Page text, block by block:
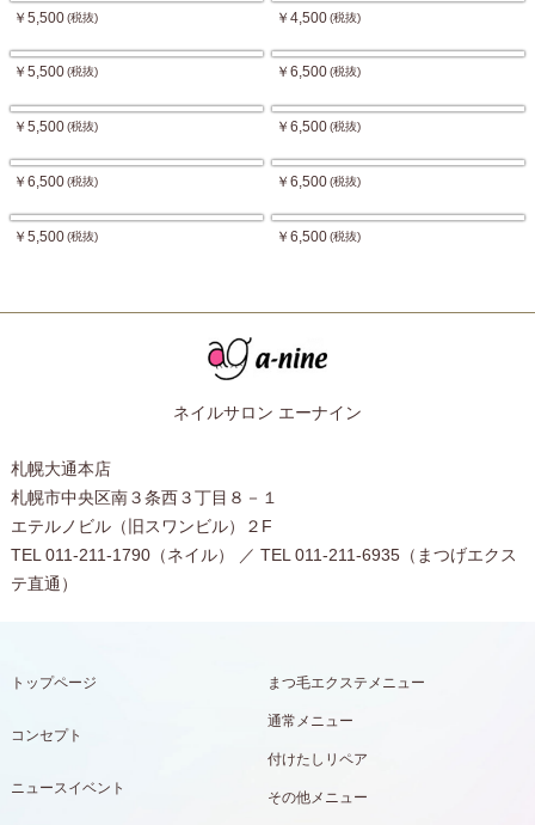
￥5,500 (税抜) ￥4,500 (税抜)
￥5,500 (税抜) ￥6,500 (税抜)
￥5,500 (税抜) ￥6,500 (税抜)
￥6,500 (税抜) ￥6,500 (税抜)
￥5,500 (税抜) ￥6,500 (税抜)
ネイルサロン エーナイン
札幌大通本店
札幌市中央区南３条西３丁目８－１
エテルノビル（旧スワンビル）２F
TEL 011-211-1790（ネイル） ／ TEL 011-211-6935（まつげエクス
テ直通）
トップページ
コンセプト
ニュースイベント
まつ毛エクステメニュー
通常メニュー
付けたしリペア
その他メニュー